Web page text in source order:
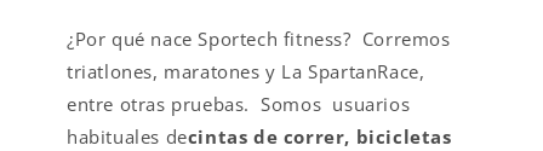
¿Por qué nace Sportech fitness? Corremos
triatlones, maratones y La SpartanRace,
entre otras pruebas. Somos usuarios
habituales decintas de correr, bicicletas